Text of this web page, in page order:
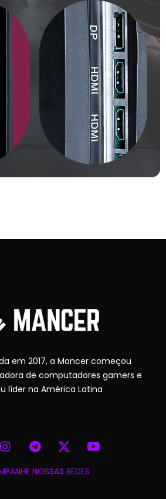
em 2017, a Mancer começou
de computadores gamers e
líder na América Latina
NOSSAS REDES